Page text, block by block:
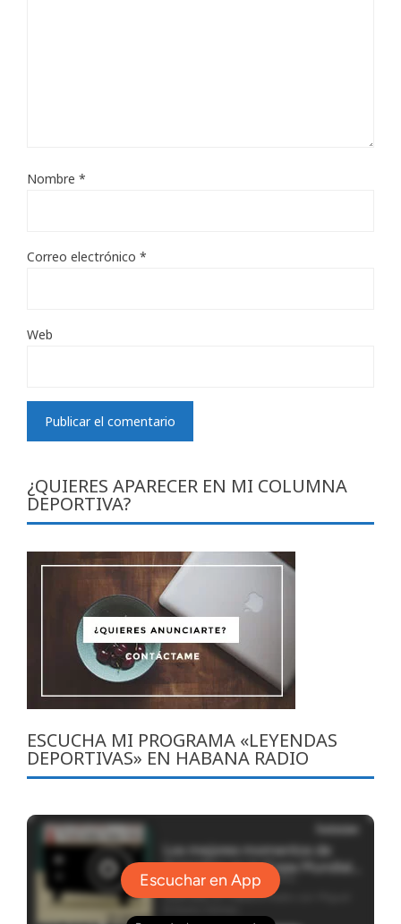
Nombre *
Correo electrónico *
Web
¿QUIERES APARECER EN MI COLUMNA
DEPORTIVA?
ESCUCHA MI PROGRAMA «LEYENDAS
DEPORTIVAS» EN HABANA RADIO